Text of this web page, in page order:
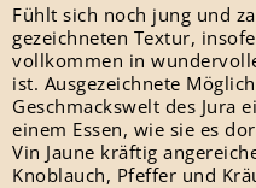
Fühlt sich noch jung und
gezeichneten Textur,
vollkommen in
ist. Ausgezeichnete
Geschmackswelt des Jura
einem Essen, wie sie es
Vin Jaune kräftig
Knoblauch, Pfeffer und